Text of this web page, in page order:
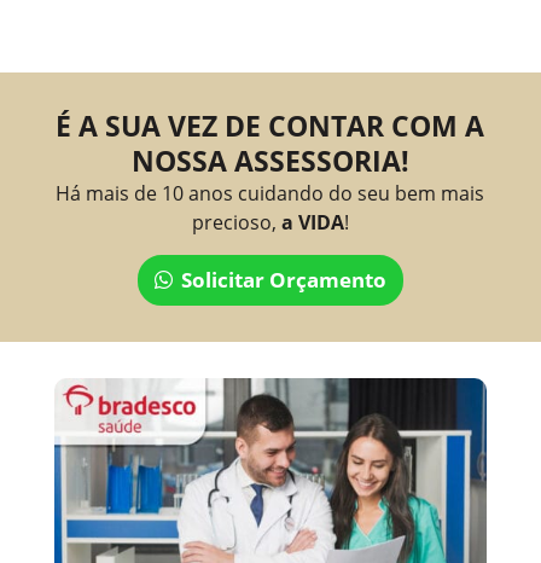
É A SUA VEZ DE CONTAR COM A
NOSSA ASSESSORIA!
Há mais de 10 anos cuidando do seu bem mais
precioso, a VIDA!
Solicitar Orçamento